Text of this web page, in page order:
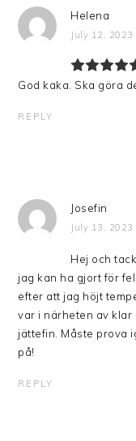
Helena
July 12,
God kaka. Ska göra
REPLY
Josefin
July 13,
Hej och
jag kan ha gjort för
efter att jag höjt
var i närheten av klar
jättefin. Måste prova
på!
REPLY